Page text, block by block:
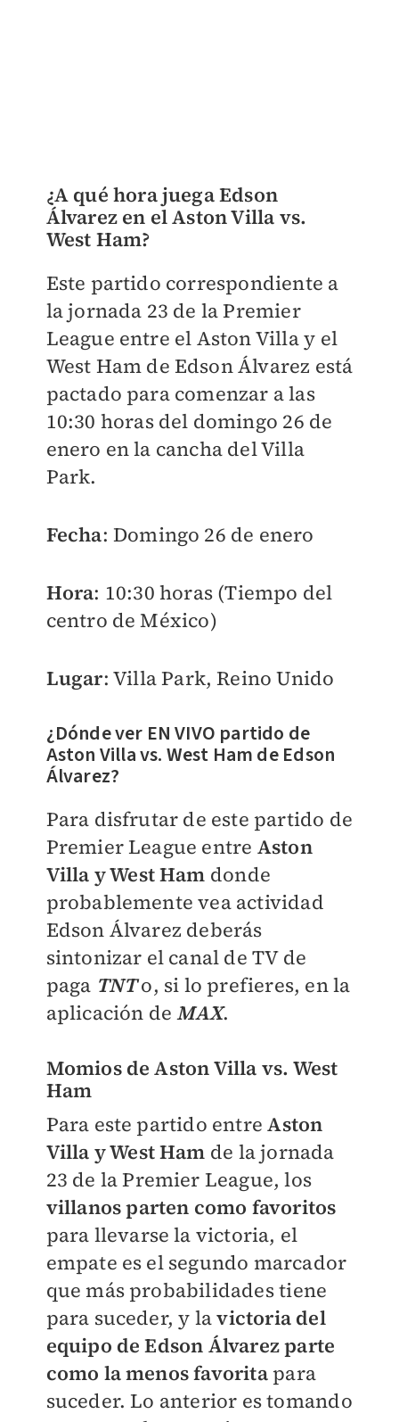
¿A qué hora juega Edson
Álvarez en el Aston Villa vs.
West Ham?
Este partido correspondiente a
la jornada 23 de la Premier
League entre el Aston Villa y el
West Ham de Edson Álvarez está
pactado para comenzar a las
10:30 horas del domingo 26 de
enero en la cancha del Villa
Park.
Fecha: Domingo 26 de enero
Hora: 10:30 horas (Tiempo del
centro de México)
Lugar: Villa Park, Reino Unido
¿Dónde ver EN VIVO partido de
Aston Villa vs. West Ham de Edson
Álvarez?
Para disfrutar de este partido de
Premier League entre Aston
Villa y West Ham donde
probablemente vea actividad
Edson Álvarez deberás
sintonizar el canal de TV de
paga TNTo, si lo prefieres, en la
aplicación deMAX.
Momios de Aston Villa vs. West
Ham
Para este partido entreAston
Villa y West Ham de la jornada
23 de la Premier League, los
villanos parten como favoritos
para llevarse la victoria, el
empate es el segundo marcador
que más probabilidades tiene
para suceder, y lavictoria del
equipo de Edson Álvarez parte
como la menos favoritapara
suceder. Lo anterior es tomando